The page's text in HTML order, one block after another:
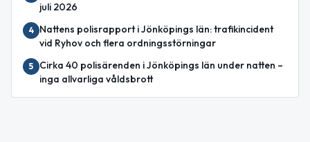
juli 2026
4
Nattens polisrapport i Jönköpings län: trafikincident
vid Ryhov och flera ordningsstörningar
5
Cirka 40 polisärenden i Jönköpings län under natten –
inga allvarliga våldsbrott